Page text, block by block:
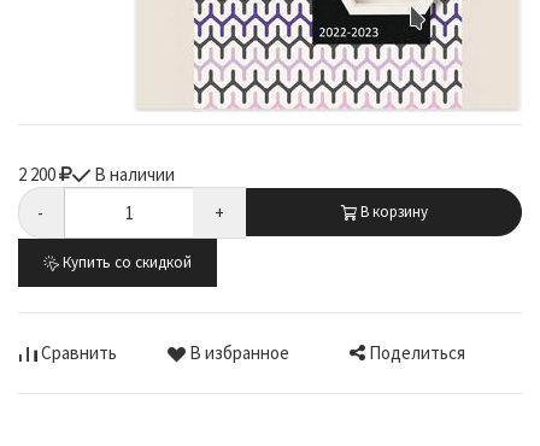
2 200
В наличии
-
+ В корзину
Купить со скидкой
Сравнить В избранное Поделиться